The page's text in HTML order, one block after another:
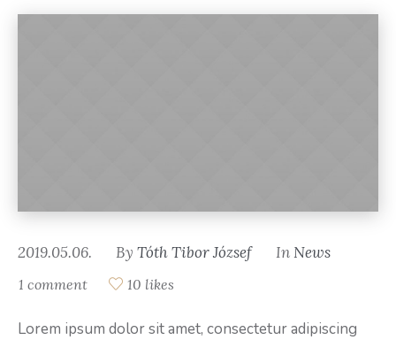
2019.05.06. By Tóth Tibor József InNews
1 comment 10 likes
Lorem ipsum dolor sit amet, consectetur adipiscing